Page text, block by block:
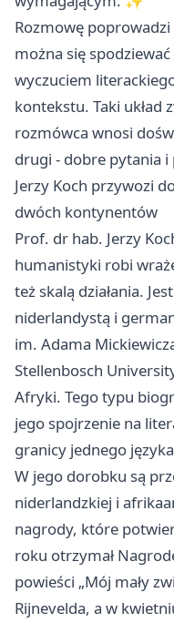
Rozmowę
można się
wyczuciem
kontekstu. Taki układ
rozmówca wnosi
drugi - dobre pytania
Jerzy Koch przywozi
dwóch kontynentów
Prof. dr hab. Jerzy
humanistyki robi
też skalą działania.
niderlandystą i
im. Adama
Stellenbosch
Afryki. Tego typu
jego spojrzenie na
granicy jednego
W jego dorobku są
niderlandzkiej i
nagrody, które
roku otrzymał
powieści „Mój mały
Rijnevelda, a w